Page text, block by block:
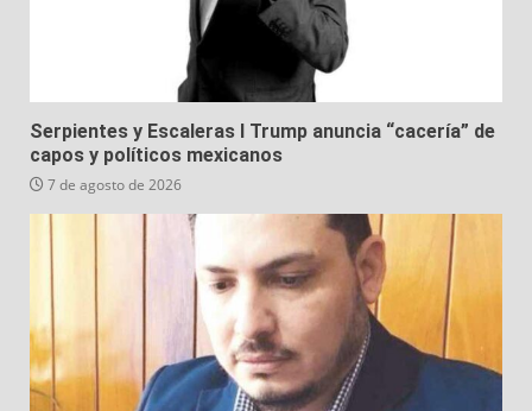
Serpientes y Escaleras I Trump anuncia “cacería” de
capos y políticos mexicanos
7 de agosto de 2026